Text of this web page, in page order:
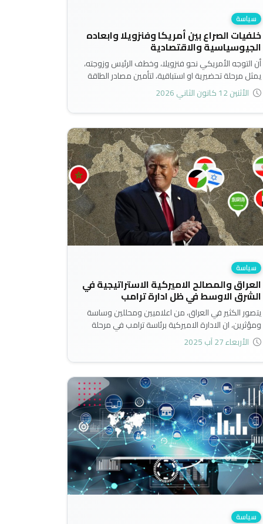
سياسة
خلفيات الصراع بين أمريكا وفنزويلا وابعاده
الجيوسياسية والاقتصادية
أن التوجه الأمريكي نحو فنزويلا، وخطف الرئيس وزوجته،
يمثل مرحلة تحضيرية او استباقية، لتأمين مصادر الطاقة
البديلة، وربما هو بمثابة تدرج استراتيجي، الهدف منها،
الحد من قدرات إيران على التصعيد العسكري، دون خوض
حرب شاملة مباشرة، تتمثل في تأمين مصادر الطاقة
الحيوية خارج منطقة الخليج، وإضعاف النفوذ الإيراني في
المنطقة، وتحجيم قدرته على تهديد الملاحة البحرية،
واضعاف قدرة انصارها..
الأثنين 12 كانون الثاني 2026
سياسة
العراق والمصالح الاميركية الاستراتيجية في
الشرق الاوسط في ظل ادارة ترامب
يتصور الكثير في العراق، من اعلاميين ومحللين وساسة
ومؤثرين، ان الادارة الاميركية برئاسة ترامب في مرحلة
رئاسته الثانية ان العراق يشكل محور مهم في السياسة
الخارجية الاميركية وضمن الاولويات الاميركية،
ويسوقون للرأي العام ان البلد ضمن دائرة التوتر والصراع
في المنطقة..
الأربعاء 27 آب 2025
سياسة